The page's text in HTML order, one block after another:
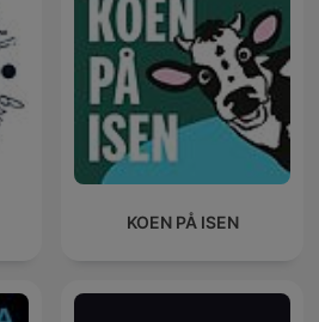
KOEN PÅ ISEN